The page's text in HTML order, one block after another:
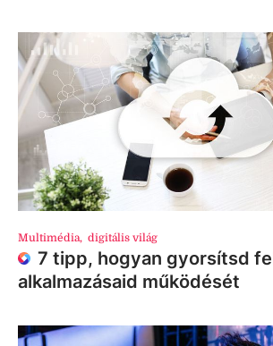
Multimédia, digitális világ
7 tipp, hogyan gyorsítsd
alkalmazásaid működését